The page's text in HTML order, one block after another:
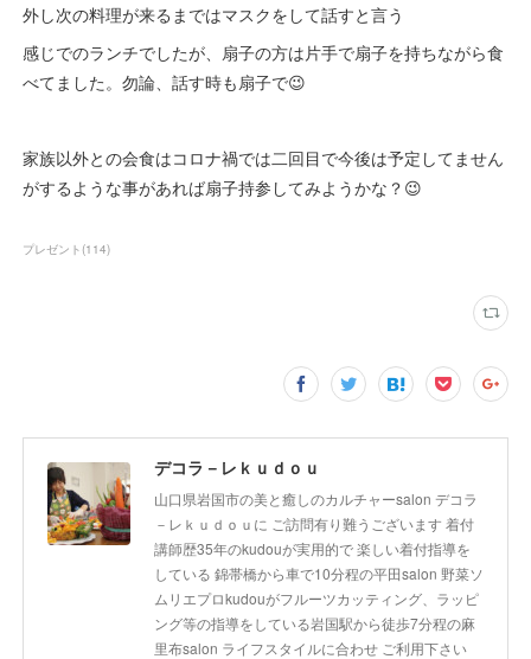
外し次の料理が来るまではマスクをして話すと言う
感じでのランチでしたが、扇子の方は片手で扇子を持ちながら食
べてました。勿論、話す時も扇子で😉
家族以外との会食はコロナ禍では二回目で今後は予定してません
がするような事があれば扇子持参してみようかな？😉
プレゼント (114)
デコラ－レｋｕｄｏｕ
山口県岩国市の美と癒しのカルチャーsalon デコラ
－レｋｕｄｏｕに ご訪問有り難うございます 着付
講師歴35年のkudouが実用的で 楽しい着付指導を
している 錦帯橋から車で10分程の平田salon 野菜ソ
ムリエプロkudouがフルーツカッティング、ラッピ
ング等の指導をしている岩国駅から徒歩7分程の麻
里布salon ライフスタイルに合わせ ご利用下さい